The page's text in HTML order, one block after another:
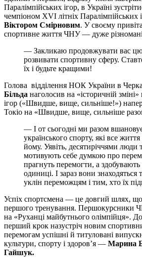
Паралімпійських ігор, в Україні
чемпіоном XVI літніх Паралімпійських
Віктором Смірновим. У своєму
спортивне життя ЧНУ — дуже
— Закликаю продовжувати вас цю
розвивати спортивну сферу.
їх і будьте кращими!
Голова відділення НОК України в
Більда наголосив на «історичній
ігор («Швидше, вище, сильніше!»)
Токіо на «Швидше, вище, сильніше
— І от сьогодні ми разом
українського спорту, які все
йому. Уявіть, десятиріччями люди
мотивують себе думкою про
прагнуть перемогти, а здобувають
одиниці. І зараз вони знаходяться
уклін переможцям і тим, хто їх
Успіх спортсмена — це довгий шлях, що
першого тренування. Першокурсники
на «Руханці майбутнього олімпійця».
перший крок назустріч новим
перемогам успішні й титуловані
культури, спорту і здоров’я — Марина
Гайшук.